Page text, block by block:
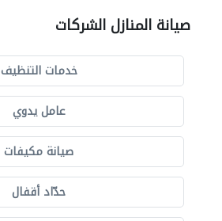
صيانة المنازل الشركات
خدمات التنظيف
عامل يدوي
صيانة مكيفات
حدّاد أقفال